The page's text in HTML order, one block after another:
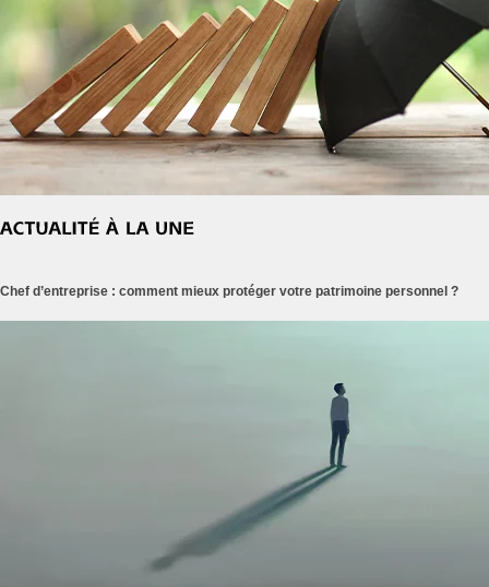
Chef d’entreprise : comment mieux protéger votre patrimoine personnel ?